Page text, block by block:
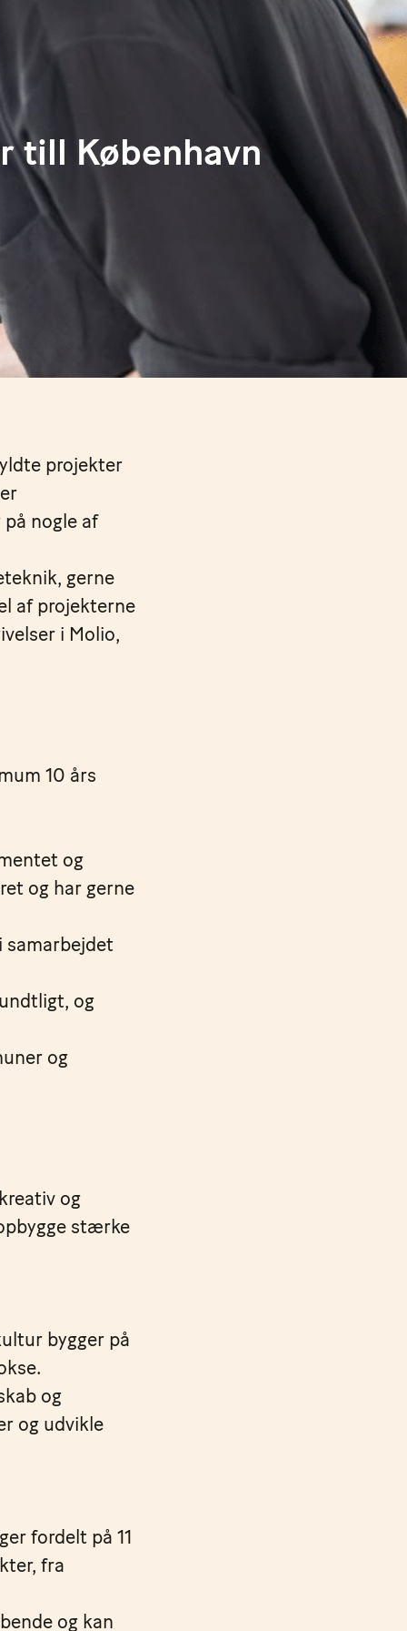
till København
projekter
nogle af
gerne
af projekterne
i Molio,
10 års
og
og har gerne
samarbejdet
og
og
og
stærke
bygger på
og
og udvikle
fordelt på 11
fra
og kan